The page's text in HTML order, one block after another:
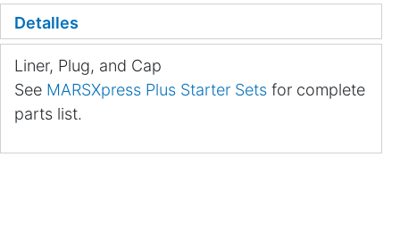
Detalles
Liner, Plug, and Cap
See MARSXpress Plus Starter Sets for complete
parts list.